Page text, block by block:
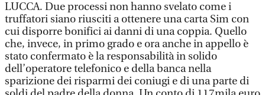
LUCCA. Due processi non hanno svelato come i
truffatori siano riusciti a ottenere una carta Sim con
cui disporre bonifici ai danni di una coppia. Quello
che, invece, in primo grado e ora anche in appello è
stato confermato è la responsabilità in solido
dell’operatore telefonico e della banca nella
sparizione dei risparmi dei coniugi e di una parte di